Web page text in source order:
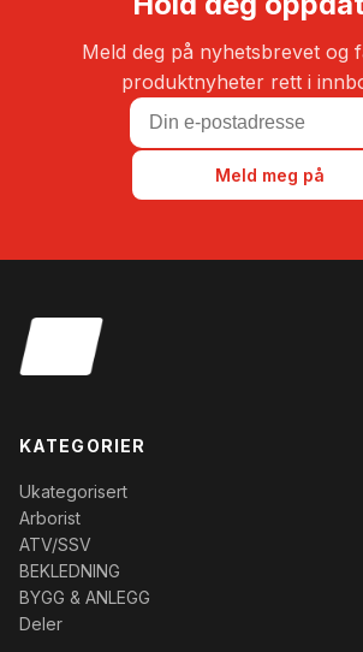
Meld deg på nyhetsbrevet og
produktnyheter rett i
Meld meg på
KATEGORIER
Ukategorisert
Arborist
ATV/SSV
BEKLEDNING
BYGG & ANLEGG
Deler